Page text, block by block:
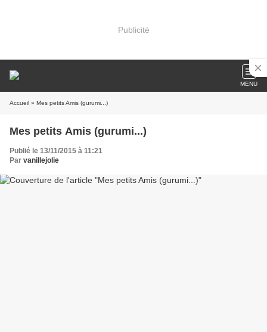
Publicité
MENU
Accueil » Mes petits Amis (gurumi...)
Mes petits Amis (gurumi...)
Publié le 13/11/2015 à 11:21
Par vanillejolie